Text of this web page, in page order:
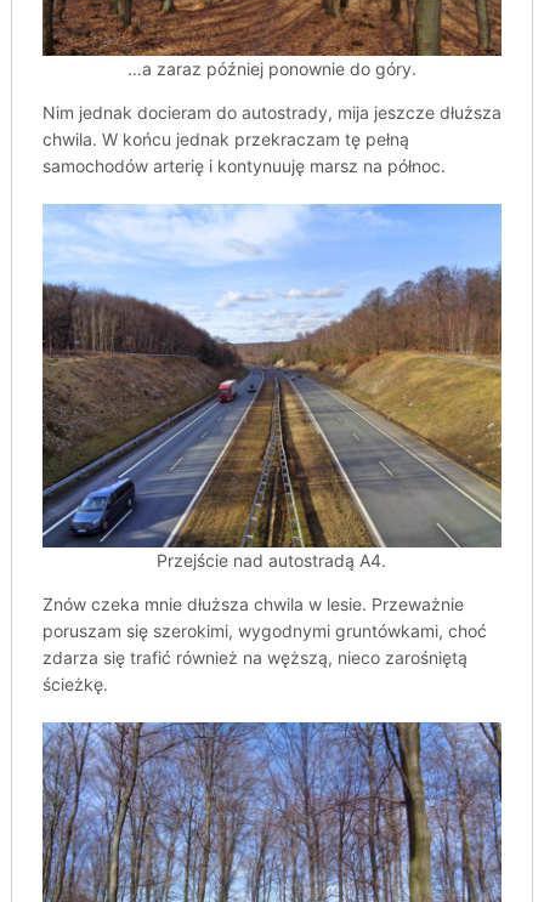
…a zaraz później ponownie do góry.
Nim jednak docieram do autostrady, mija jeszcze dłuższa
chwila. W końcu jednak przekraczam tę pełną
samochodów arterię i kontynuuję marsz na północ.
Przejście nad autostradą A4.
Znów czeka mnie dłuższa chwila w lesie. Przeważnie
poruszam się szerokimi, wygodnymi gruntówkami, choć
zdarza się trafić również na węższą, nieco zarośniętą
ścieżkę.